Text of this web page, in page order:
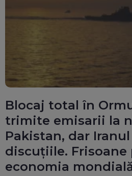
Blocaj total în
trimite emisarii la
Pakistan, dar
discuțiile. Frisoane
economia